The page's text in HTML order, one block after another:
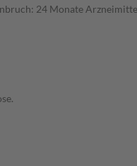
24 Monate